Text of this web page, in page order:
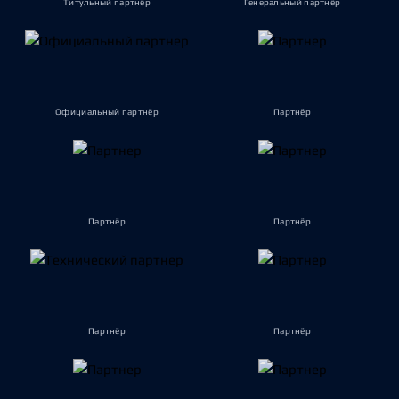
Титульный партнёр Генеральный партнёр
Официальный партнёр Партнёр
Партнёр Партнёр
Партнёр Партнёр